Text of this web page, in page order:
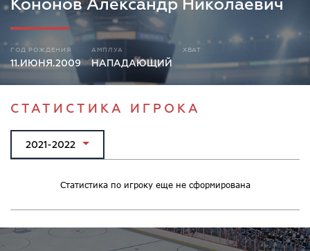
Кононов Александр Николаевич
ГОД РОЖДЕНИЯ
11.ИЮНЯ.2009
АМПЛУА
НАПАДАЮЩИЙ
ХВАТ
СТАТИСТИКА ИГРОКА
2021-2022
Статистика по игроку еще не сформирована